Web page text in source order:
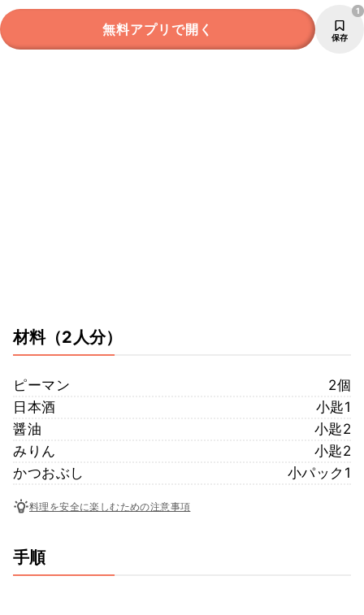
無料アプリで開く 保存
1
材料（2人分）
ピーマン
2個
日本酒
小匙1
醤油
小匙2
みりん
小匙2
かつおぶし
小パック1
料理を安全に楽しむための注意事項
手順